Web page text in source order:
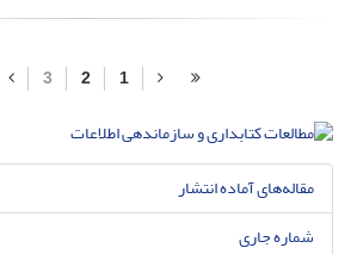
1
2
3
مقاله‌های آماده انتشار
شماره جاری